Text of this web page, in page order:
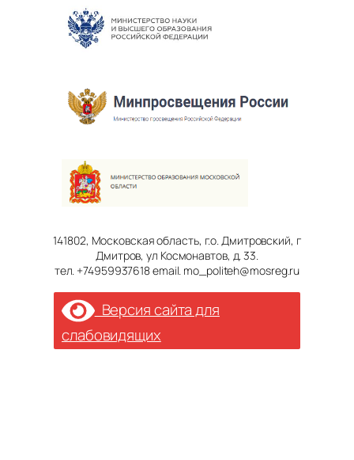
141802, Московская область, г.о. Дмитровский, г
Дмитров, ул Космонавтов, д. 33.
тел. +74959937618 email. mo_politeh@mosreg.ru
Версия сайта для
слабовидящих